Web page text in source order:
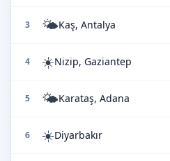
3 🌤️Kaş, Antalya
4 ☀️Nizip, Gaziantep
5 🌤️Karataş, Adana
6 ☀️Diyarbakır